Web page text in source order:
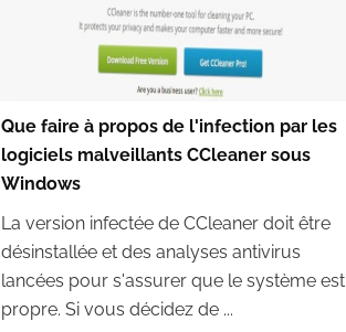
Que faire à propos de l'infection par les
logiciels malveillants CCleaner sous
Windows
La version infectée de CCleaner doit être
désinstallée et des analyses antivirus
lancées pour s'assurer que le système est
propre. Si vous décidez de ...